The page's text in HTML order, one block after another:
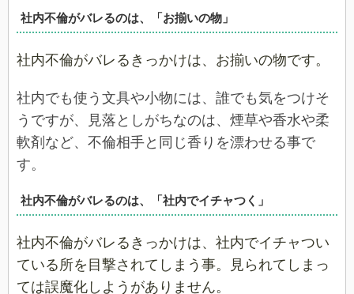
社内不倫がバレるのは、「お揃いの物」
社内不倫がバレるきっかけは、お揃いの物です。
社内でも使う文具や小物には、誰でも気をつけそ
うですが、見落としがちなのは、煙草や香水や柔
軟剤など、不倫相手と同じ香りを漂わせる事で
す。
社内不倫がバレるのは、「社内でイチャつく」
社内不倫がバレるきっかけは、社内でイチャつい
ている所を目撃されてしまう事。見られてしまっ
ては誤魔化しようがありません。